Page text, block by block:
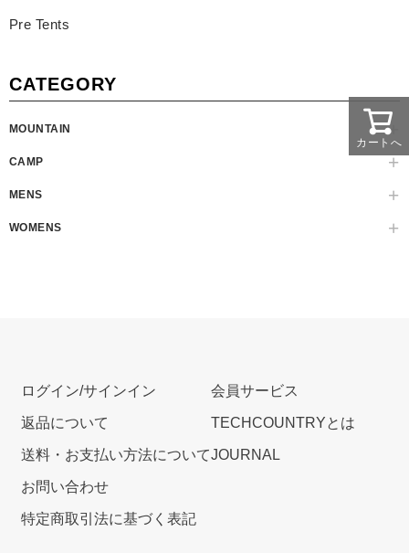
Pre Tents
CATEGORY
MOUNTAIN
CAMP
MENS
WOMENS
カートへ
ログイン/サインイン
返品について
送料・お支払い方法について
お問い合わせ
特定商取引法に基づく表記
会員サービス
TECHCOUNTRYとは
JOURNAL